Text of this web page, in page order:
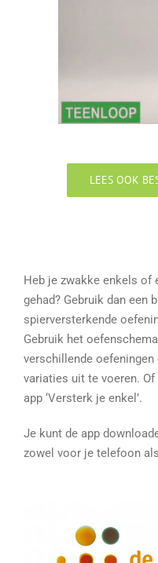
LEES OOK
Heb je zwakke enkels of
gehad? Gebruik dan een
spierversterkende
Gebruik het
verschillende oefeningen
variaties uit te voeren.
app ‘Versterk je enkel’.
Je kunt de app
zowel voor je telefoon